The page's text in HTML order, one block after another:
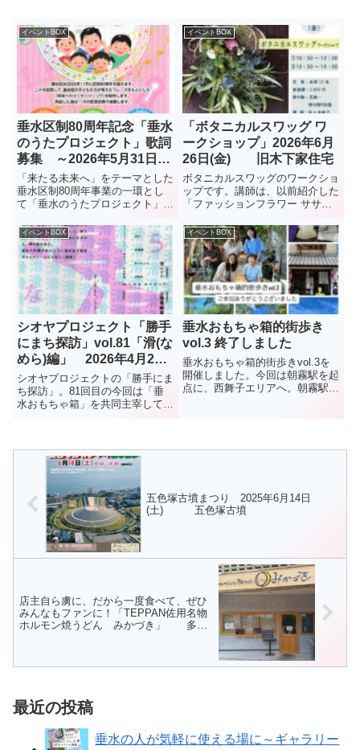
イベントBOX
垂水区制80周年記念「垂水
のうたプロジェクト」歌詞
募集 ～2026年5月31日
(月)締め切り
「来たる未来へ」をテーマとした
垂水区制80周年事業の一環とし
て「垂水のうたプロジェクト」を
力」などを盛りこみ、地域への愛
着や誇りをさらに深めていただく
ことを目指し、垂水区の「未来へ
のメッセージソング」の歌詞募
集...
イベントBOX
「ボタニカルスワッグ ワ
ークショップ」2026年6月
26日(金) 旧木下家住宅
ボタニカルスワッグのワークショ
ップです。講師は、以前紹介した
「ファッションフラワー ササ
イベントBOX
シオヤプロジェクト「勝手
にまち探訪」vol.81「滑(な
めら)編」 2026年4月22
日(水)
シオヤプロジェクトの「勝手にま
ち探訪」。81回目の今回は「垂
水おもちゃ箱」を共同主宰してい
（なめら）」です。よろしく。日
時：2026年4月22日(水) ...
イベントBOX
垂水おもちゃ箱的街歩き
vol.3 終了しました
垂水おもちゃ箱的街歩きvol.3を
開催しました。今回は朝霧駅を起
点に、西舞子エリアへ。朝霧駅か
りてGOOD2TERRAC...
五色塚古墳まつり 2025年6月14日
(土) 五色塚古墳
店主自ら虜に、だから一度食べて、ぜひ
みんなもファンに！「TEPPAN佐用名物
ホルモン焼うどん みかづき」 多聞
最近の投稿
垂水の人が気軽に使える場に～ギャラリー